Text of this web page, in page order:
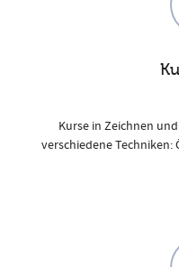
Kurse in Zeichnen
verschiedene